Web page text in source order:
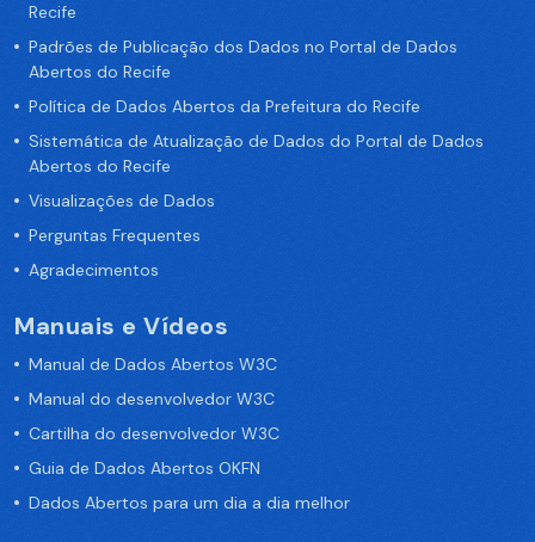
Recife
Padrões de Publicação dos Dados no Portal de Dados
Abertos do Recife
Política de Dados Abertos da Prefeitura do Recife
Sistemática de Atualização de Dados do Portal de Dados
Abertos do Recife
Visualizações de Dados
Perguntas Frequentes
Agradecimentos
Manuais e Vídeos
Manual de Dados Abertos W3C
Manual do desenvolvedor W3C
Cartilha do desenvolvedor W3C
Guia de Dados Abertos OKFN
Dados Abertos para um dia a dia melhor